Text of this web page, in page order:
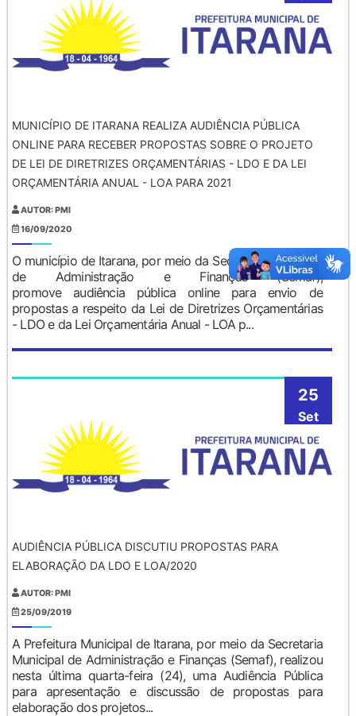
MUNICÍPIO DE ITARANA REALIZA AUDIÊNCIA PÚBLICA
ONLINE PARA RECEBER PROPOSTAS SOBRE O PROJETO
DE LEI DE DIRETRIZES ORÇAMENTÁRIAS - LDO E DA LEI
ORÇAMENTÁRIA ANUAL - LOA PARA 2021
AUTOR: PMI
16/09/2020
O município de Itarana, por meio da Secretaria Municipal
de Administração e Finanças (Semaf),
promove audiência pública online para envio de
propostas a respeito da Lei de Diretrizes Orçamentárias
- LDO e da Lei Orçamentária Anual - LOA p...
25
Set
AUDIÊNCIA PÚBLICA DISCUTIU PROPOSTAS PARA
ELABORAÇÃO DA LDO E LOA/2020
AUTOR: PMI
25/09/2019
A Prefeitura Municipal de Itarana, por meio da Secretaria
Municipal de Administração e Finanças (Semaf), realizou
nesta última quarta-feira (24), uma Audiência Pública
para apresentação e discussão de propostas para
elaboração dos projetos...